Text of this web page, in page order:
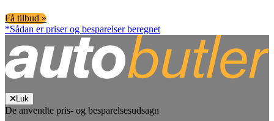
Få tilbud »
*Sådan er priser og besparelser beregnet
Luk
De anvendte pris- og besparelsesudsagn